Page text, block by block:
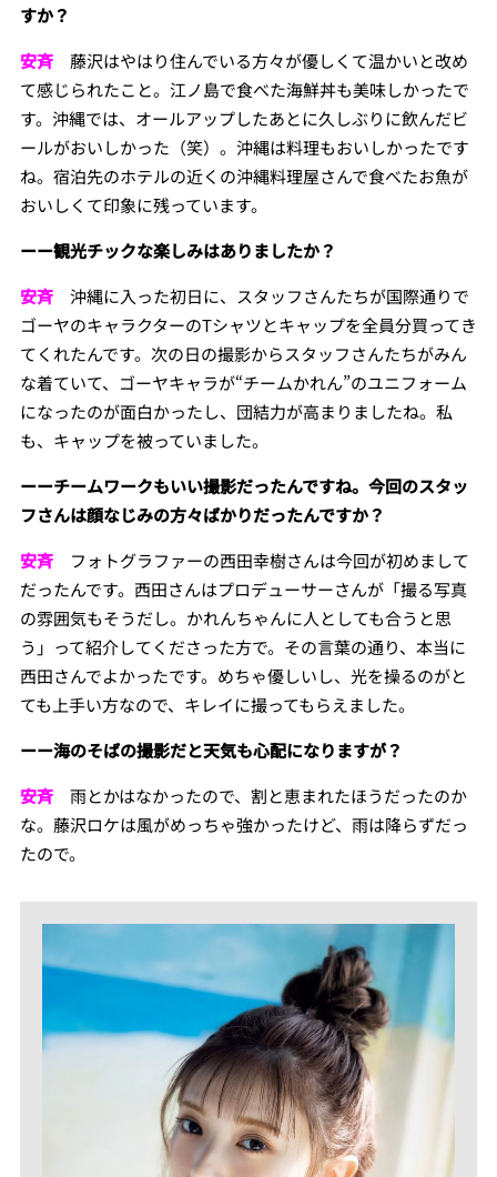
すか？
安斉藤沢はやはり住んでいる方々が優しくて温かいと改め
て感じられたこと。江ノ島で食べた海鮮丼も美味しかったで
す。沖縄では、オールアップしたあとに久しぶりに飲んだビ
ールがおいしかった（笑）。沖縄は料理もおいしかったです
ね。宿泊先のホテルの近くの沖縄料理屋さんで食べたお魚が
おいしくて印象に残っています。
ーー観光チックな楽しみはありましたか？
安斉沖縄に入った初日に、スタッフさんたちが国際通りで
ゴーヤのキャラクターのTシャツとキャップを全員分買ってき
てくれたんです。次の日の撮影からスタッフさんたちがみん
な着ていて、ゴーヤキャラが“チームかれん”のユニフォーム
になったのが面白かったし、団結力が高まりましたね。私
も、キャップを被っていました。
ーーチームワークもいい撮影だったんですね。今回のスタッ
フさんは顔なじみの方々ばかりだったんですか？
安斉フォトグラファーの西田幸樹さんは今回が初めまして
だったんです。西田さんはプロデューサーさんが「撮る写真
の雰囲気もそうだし。かれんちゃんに人としても合うと思
う」って紹介してくださった方で。その言葉の通り、本当に
西田さんでよかったです。めちゃ優しいし、光を操るのがと
ても上手い方なので、キレイに撮ってもらえました。
ーー海のそばの撮影だと天気も心配になりますが？
安斉 雨とかはなかったので、割と恵まれたほうだったのか
な。藤沢ロケは風がめっちゃ強かったけど、雨は降らずだっ
たので。